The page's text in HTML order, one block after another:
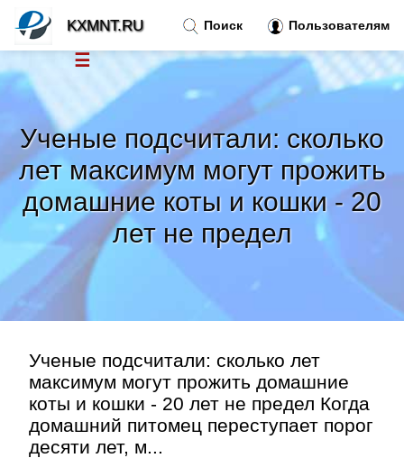
Ученые подсчитали: сколько
лет максимум могут прожить
домашние коты и кошки - 20
лет не предел
Ученые подсчитали: сколько лет
максимум могут прожить домашние
коты и кошки - 20 лет не предел Когда
домашний питомец переступает порог
десяти лет, м...
Поиск Пользователям
KXMNT.RU
☰
Тренды новостей»
Рубрики»
Правила »